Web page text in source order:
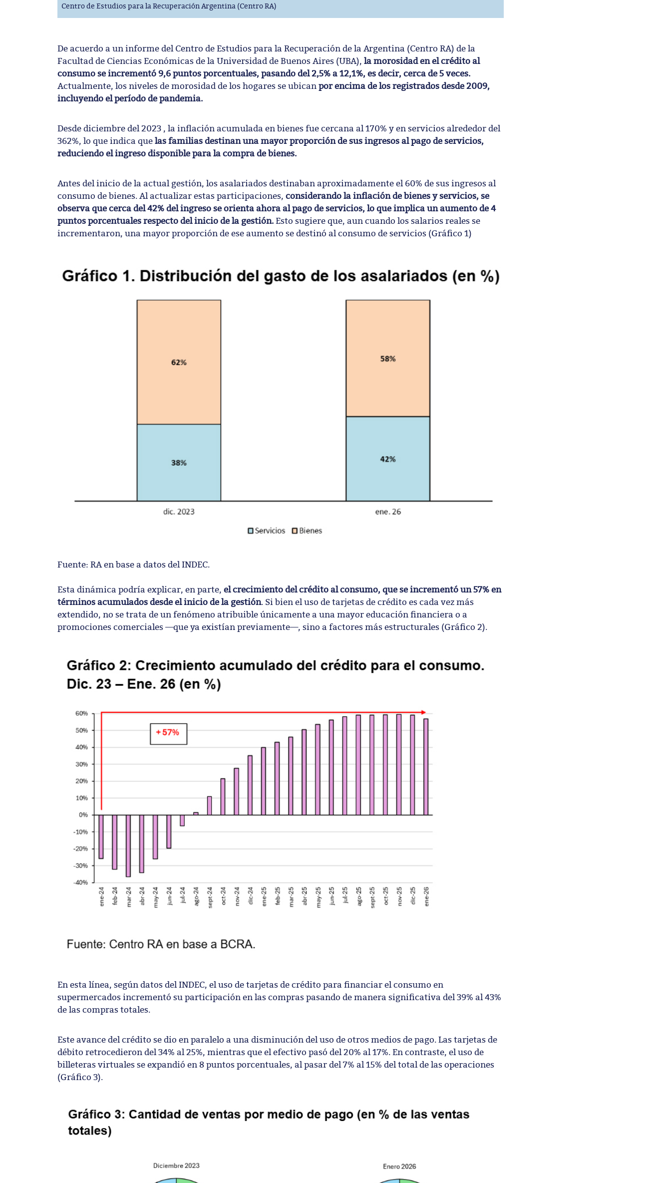
Centro de Estudios para la Recuperación Argentina (Centro RA)
De acuerdo a un informe del Centro de Estudios para la Recuperación de la Argentina (Centro RA) de la
Facultad de Ciencias Económicas de la Universidad de Buenos Aires (UBA), la morosidad en el crédito al
consumo se incrementó 9,6 puntos porcentuales, pasando del 2,5% a 12,1%, es decir, cerca de 5 veces.
Actualmente, los niveles de morosidad de los hogares se ubicanpor encima de los registrados desde 2009,
incluyendo el período de pandemia.
Desde diciembre del 2023 , la inflación acumulada en bienes fue cercana al 170% y en servicios alrededor del
362%, lo que indica quelas familias destinan una mayor proporción de sus ingresos al pago de servicios,
reduciendo el ingreso disponible para la compra de bienes.
Antes del inicio de la actual gestión, los asalariados destinaban aproximadamente el 60% de sus ingresos al
consumo de bienes. Al actualizar estas participaciones, considerando la inflación de bienes y servicios, se
observa que cerca del 42% del ingreso se orienta ahora al pago de servicios, lo que implica un aumento de 4
puntos porcentuales respecto del inicio de la gestión.Esto sugiere que, aun cuando los salarios reales se
incrementaron, una mayor proporción de ese aumento se destinó al consumo de servicios (Gráfico 1)
Fuente: RA en base a datos del INDEC.
Esta dinámica podría explicar, en parte, el crecimiento del crédito al consumo, que se incrementó un 57% en
términos acumulados desde el inicio de la gestión. Si bien el uso de tarjetas de crédito es cada vez más
extendido, no se trata de un fenómeno atribuible únicamente a una mayor educación financiera o a
promociones comerciales —que ya existían previamente—, sino a factores más estructurales (Gráfico 2).
En esta línea, según datos del INDEC, el uso de tarjetas de crédito para financiar el consumo en
supermercados incrementó su participación en las compras pasando de manera significativa del 39% al 43%
de las compras totales.
Este avance del crédito se dio en paralelo a una disminución del uso de otros medios de pago. Las tarjetas de
débito retrocedieron del 34% al 25%, mientras que el efectivo pasó del 20% al 17%. En contraste, el uso de
billeteras virtuales se expandió en 8 puntos porcentuales, al pasar del 7% al 15% del total de las operaciones
(Gráfico 3).